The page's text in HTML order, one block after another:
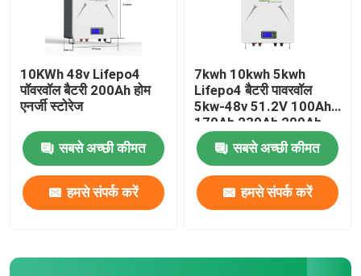
10KWh 48v Lifepo4
पॉवरवॉल बैटरी 200Ah होम
एनर्जी स्टोरेज
सबसे अच्छी कीमत
हमसे संपर्क करें
7kwh 10kwh 5kwh
Lifepo4 बैटरी पावरवॉल
5kw-48v 51.2V 100Ah
170Ah 230Ah 200Ah
सबसे अच्छी कीमत
हमसे संपर्क करें